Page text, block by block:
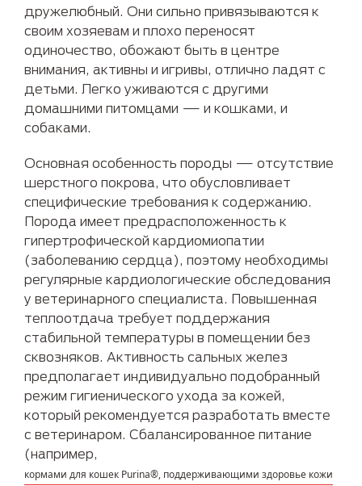
дружелюбный. Они сильно привязываются к
своим хозяевам и плохо переносят
одиночество, обожают быть в центре
внимания, активны и игривы, отлично ладят с
детьми. Легко уживаются с другими
домашними питомцами — и кошками, и
собаками.
Основная особенность породы — отсутствие
шерстного покрова, что обусловливает
специфические требования к содержанию.
Порода имеет предрасположенность к
гипертрофической кардиомиопатии
(заболеванию сердца), поэтому необходимы
регулярные кардиологические обследования
у ветеринарного специалиста. Повышенная
теплоотдача требует поддержания
стабильной температуры в помещении без
сквозняков. Активность сальных желез
предполагает индивидуально подобранный
режим гигиенического ухода за кожей,
который рекомендуется разработать вместе
с ветеринаром. Сбалансированное питание
(например,
кормами для кошек Purina®, поддерживающими здоровье кожи